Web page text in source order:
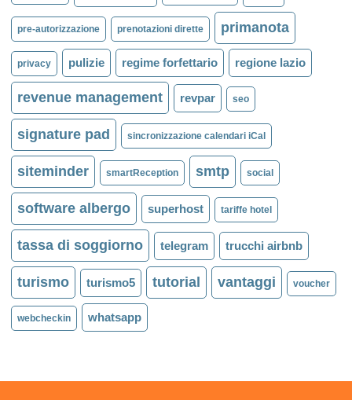
pre-autorizzazione prenotazioni dirette primanota
privacy pulizie regime forfettario regione lazio
revenue management revpar seo
signature pad sincronizzazione calendari iCal
siteminder smartReception smtp social
software albergo superhost tariffe hotel
tassa di soggiorno telegram trucchi airbnb
turismo turismo5 tutorial vantaggi voucher
webcheckin whatsapp